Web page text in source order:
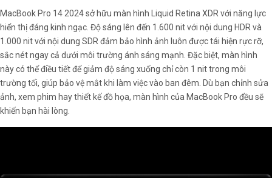
MacBook Pro 14 2024 sở hữu màn hình Liquid Retina XDR với năng lực
hiển thị đáng kinh ngạc. Độ sáng lên đến 1.600 nit với nội dung HDR và
1.000 nit với nội dung SDR đảm bảo hình ảnh luôn được tái hiện rực rỡ,
sắc nét ngay cả dưới môi trường ánh sáng mạnh. Đặc biệt, màn hình
này có thể điều tiết để giảm độ sáng xuống chỉ còn 1 nit trong môi
trường tối, giúp bảo vệ mắt khi làm việc vào ban đêm. Dù bạn chỉnh sửa
ảnh, xem phim hay thiết kế đồ họa, màn hình của MacBook Pro đều sẽ
khiến bạn hài lòng.